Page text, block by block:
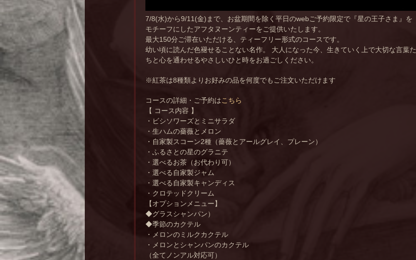
7/8(水)から9/11(金)まで、お盆期間を除く平日のwebご予約限定で『星の王子さま』を
モチーフにしたアフタヌーンティーをご提供いたします。
最大150分ご滞在いただける、ティーフリー形式のコースです。
幼い頃に読んだ色褪せることない名作。 大人になった今、生きていく上で大切な言葉た
ちと心を通わせるやさしいひと時をお過ごしください。
※紅茶は8種類よりお好みの品を何度でもご注文いただけます
コースの詳細・ご予約はこちら
【 コース内容 】
・ビシソワーズとミニサラダ
・生ハムの薔薇とメロン
・自家製スコーン2種（薔薇とアールグレイ、プレーン）
・ふるさとの星のグラニテ
・選べるお茶（お代わり可）
・選べる自家製ジャム
・選べる自家製キャンディス
・クロテッドクリーム
【オプションメニュー】
◆グラスシャンパン）
◆季節のカクテル
・メロンのミルクカクテル
・メロンとシャンパンのカクテル
（全てノンアル対応可）